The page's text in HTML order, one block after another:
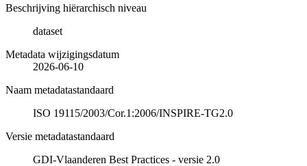
Beschrijving hiërarchisch niveau
dataset
Metadata wijzigingsdatum
2026-06-10
Naam metadatastandaard
ISO 19115/2003/Cor.1:2006/INSPIRE-TG2.0
Versie metadatastandaard
GDI-Vlaanderen Best Practices - versie 2.0